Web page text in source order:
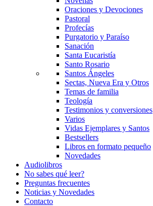
Oraciones y Devociones
Pastoral
Profecías
Purgatorio y Paraíso
Sanación
Santa Eucaristía
Santo Rosario
Santos Ángeles
Sectas, Nueva Era y Otros
Temas de familia
Teología
Testimonios y conversiones
Varios
Vidas Ejemplares y Santos
Bestsellers
Libros en formato pequeño
Novedades
Audiolibros
No sabes qué leer?
Preguntas frecuentes
Noticias y Novedades
Contacto